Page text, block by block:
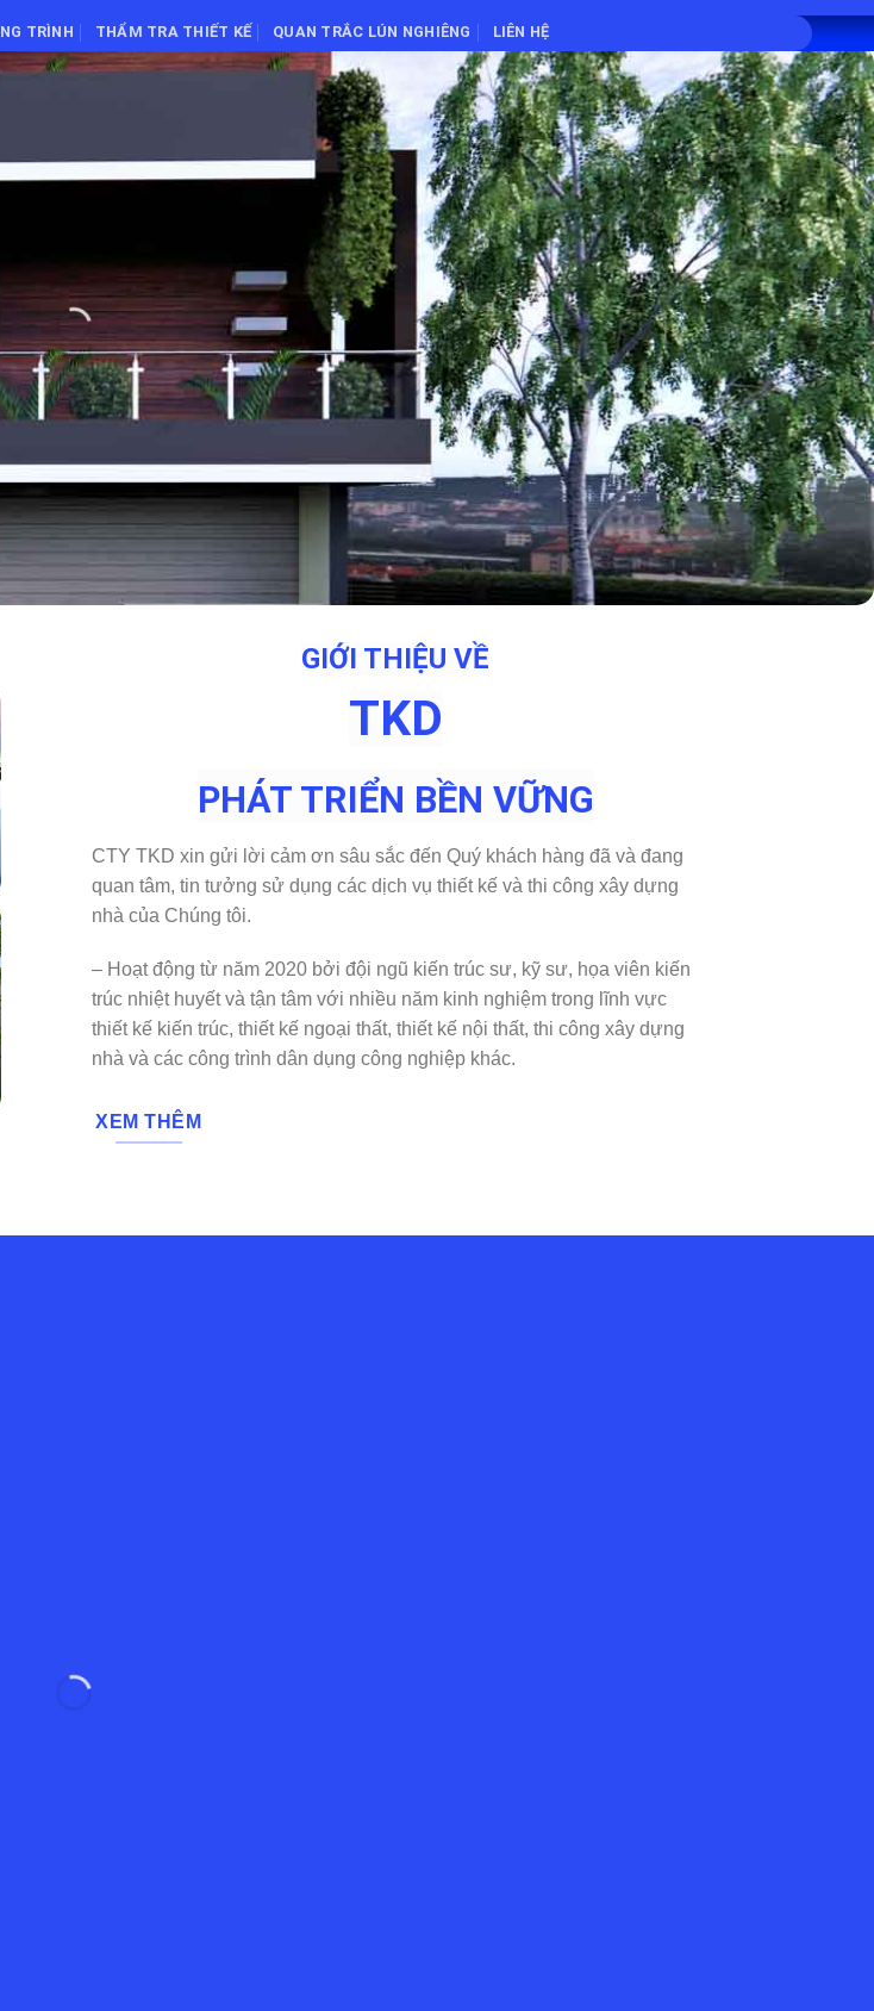
TRÌNH THẨM TRA THIẾT KẾ QUAN TRẮC LÚN NGHIÊNG LIÊN HỆ
GIỚI THIỆU VỀ
TKD
PHÁT TRIỂN BỀN VỮNG
CTY TKD xin gửi lời cảm ơn sâu sắc đến Quý khách hàng đã và đang
quan tâm, tin tưởng sử dụng các dịch vụ thiết kế và thi công xây dựng
nhà của Chúng tôi.
– Hoạt động từ năm 2020 bởi đội ngũ kiến trúc sư, kỹ sư, họa viên kiến
trúc nhiệt huyết và tận tâm với nhiều năm kinh nghiệm trong lĩnh vực
thiết kế kiến trúc, thiết kế ngoại thất, thiết kế nội thất, thi công xây dựng
nhà và các công trình dân dụng công nghiệp khác.
XEM THÊM